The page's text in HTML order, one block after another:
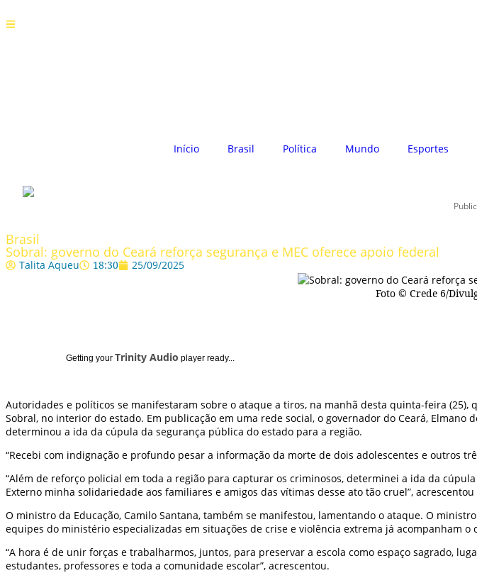
Início Brasil Política Mundo Esportes
Brasil
Sobral: governo do Ceará reforça segurança e MEC oferece apoio federal
Talita Aqueu 18:30 25/09/2025
Foto © Crede 6/
Getting your Trinity Audio player ready...
Autoridades e políticos se manifestaram sobre o ataque a tiros, na manhã desta quinta-feira
Sobral, no interior do estado. Em publicação em uma rede social, o governador do Ceará,
determinou a ida da cúpula da segurança pública do estado para a região.
“Recebi com indignação e profundo pesar a informação da morte de dois adolescentes e outros
“Além de reforço policial em toda a região para capturar os criminosos, determinei a ida da
Externo minha solidariedade aos familiares e amigos das vítimas desse ato tão cruel”, acrescentou
O ministro da Educação, Camilo Santana, também se manifestou, lamentando o ataque. O
equipes do ministério especializadas em situações de crise e violência extrema já acompanham
“A hora é de unir forças e trabalharmos, juntos, para preservar a escola como espaço sagrado,
estudantes, professores e toda a comunidade escolar”, acrescentou.